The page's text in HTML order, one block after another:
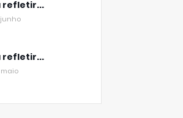
refletir...
refletir...